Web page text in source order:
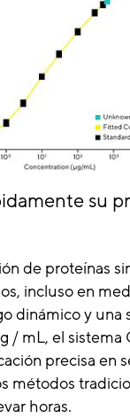
su
de proteínas
incluso en
dinámico y una
/ mL, el sistema
precisa en
métodos
horas.